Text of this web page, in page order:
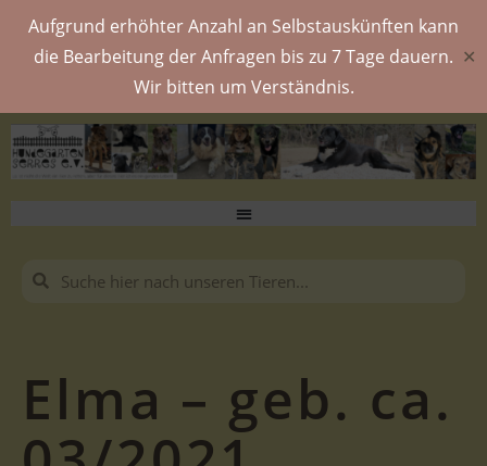
Aufgrund erhöhter Anzahl an Selbstauskünften kann
die Bearbeitung der Anfragen bis zu 7 Tage dauern.
Wir bitten um Verständnis.
✕
Elma – geb. ca.